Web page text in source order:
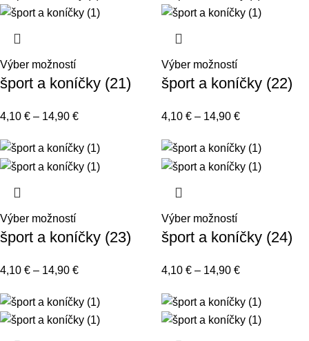
Výber možností
šport a koníčky (21)
4,10 € – 14,90 €
Výber možností
šport a koníčky (22)
4,10 € – 14,90 €
Výber možností
šport a koníčky (23)
4,10 € – 14,90 €
Výber možností
šport a koníčky (24)
4,10 € – 14,90 €